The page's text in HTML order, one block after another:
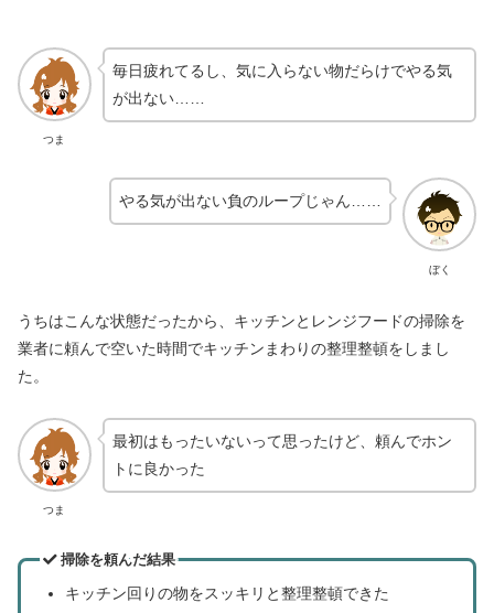
つま
毎日疲れてるし、気に入らない物だらけでやる気
が出ない……
ぼく
やる気が出ない負のループじゃん……
うちはこんな状態だったから、キッチンとレンジフードの掃除を
業者に頼んで空いた時間でキッチンまわりの整理整頓をしまし
た。
つま
最初はもったいないって思ったけど、頼んでホン
トに良かった
掃除を頼んだ結果
キッチン回りの物をスッキリと整理整頓できた